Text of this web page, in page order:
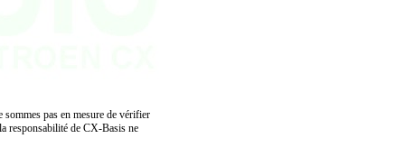
pas en mesure de vérifier
responsabilité de CX-Basis ne